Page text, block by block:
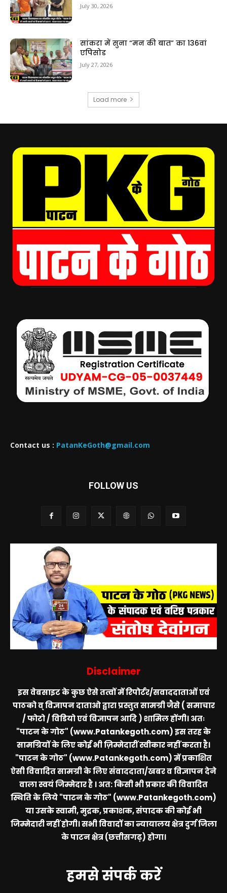
July 30, 2026
सांकरा में सुना “मन की बात” का 136वां
एपिसोड
July 27, 2026
Load more
Contact us : PatanKeGoth@gmail.com
FOLLOW US
Disclaimer
इस वेबसाइट के कुछ ऐसे तत्वों में रिपोर्टर/सवाददाताओं एवं
पाठको व् विज्ञापन दाताओ द्वारा प्रस्तुत सामग्री जैसे ( समाचार
/ फोटो / विडियो एवं विज्ञापन आदि ) शामिल होंगी। अतः
"पाटन के गोठ" (www.Patankegoth.com)इस तरह के
सामग्रियों के लिए कोई भी ज़िम्मेदारीं स्वीकार नहीं करता है।
"पाटन के गोठ" (www.Patankegoth.com)में प्रकाशित
ऐसी विवादित सामग्री के लिए संवाददाता/खबर व विज्ञापन देने
वाला स्वयं जिम्मेदार है । अत: किसी भी प्रकार की विवादित
स्थिति के लिये"पाटन के गोठ" (www.Patankegoth.com)
या उसके स्वामी, मुद्रक, प्रकाशक, संपादक की कोई भी
जिम्मेदारी नहीं होगी। सभी विवादों का न्यायालय क्षेत्र दुर्ग जिला
के पाटन क्षेत्र (छत्तीसगढ़) होगा।
हमसे संपर्क करें